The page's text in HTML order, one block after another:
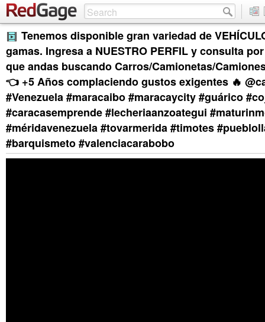
Tenemos disponible gran variedad de
gamas. Ingresa a NUESTRO PERFIL y consulta
que andas buscando Carros/Camionetas/
👈 +5 Años complaciendo gustos exigentes 🔥
#Venezuela #maracaibo #maracaycity #guárico
#caracasemprende #lecheriaanzoategui
#méridavenezuela #tovarmerida #timotes
#barquismeto #valenciacarabobo